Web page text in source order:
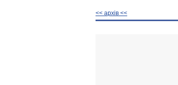
<< архiв <<